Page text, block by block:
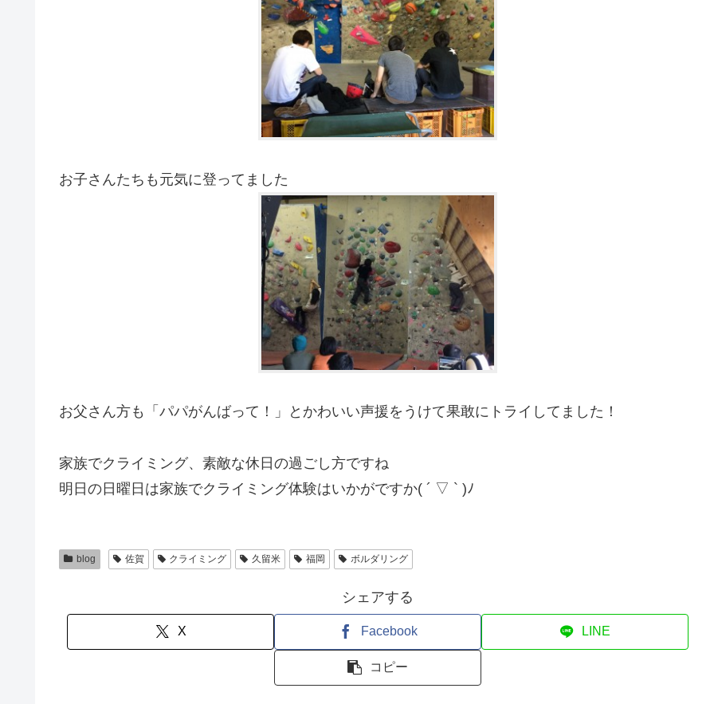
お子さんたちも元気に登ってました
お父さん方も「パパがんばって！」とかわいい声援をうけて果敢にトライしてました！
家族でクライミング、素敵な休日の過ごし方ですね
明日の日曜日は家族でクライミング体験はいかがですか( ´ ▽ ` )ﾉ
blog 佐賀 クライミング 久留米 福岡 ボルダリング
シェアする
X Facebook LINE
コピー